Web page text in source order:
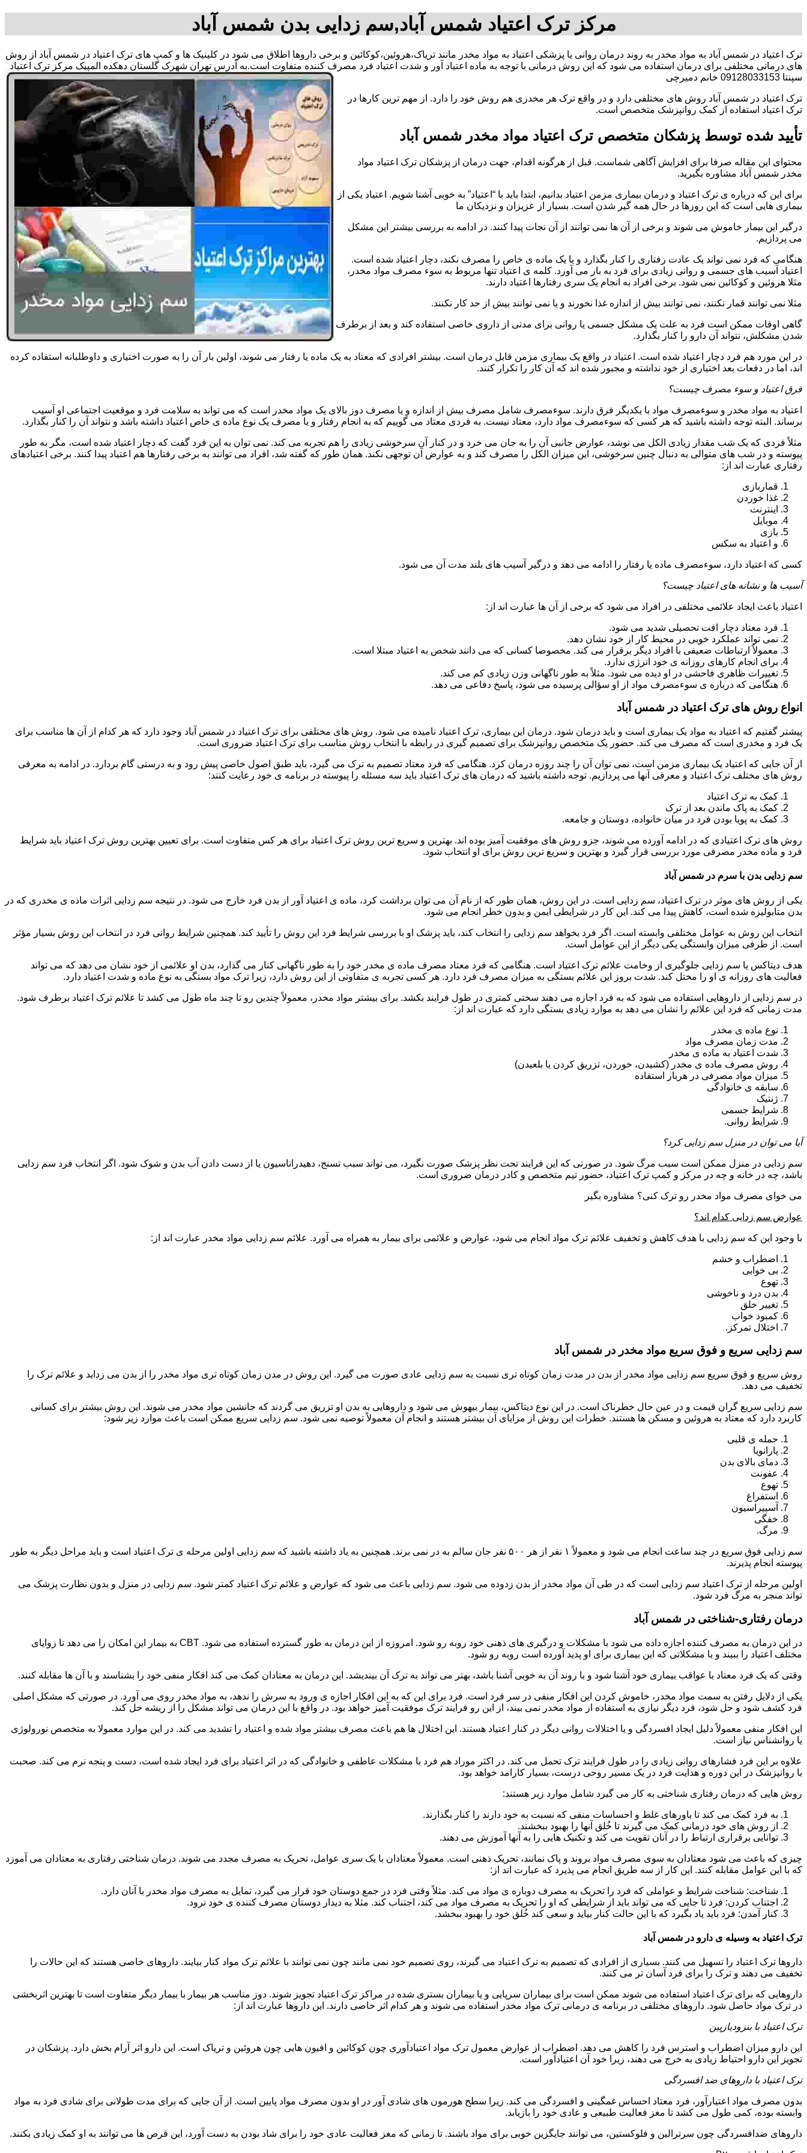
مرکز ترک اعتیاد شمس آباد,سم زدایی بدن شمس آباد
ترک اعتیاد در شمس آباد به مواد مخدر به روند درمان روانی یا پزشکی اعتیاد به مواد مخدر مانند تریاک،هروئین،کوکائین و برخی داروها اطلاق می شود در کلینیک ها و کمپ های ترک اعتیاد در شمس آباد از روش
های درمانی مختلفی برای درمان استفاده می شود که این روش درمانی با توجه به ماده اعتیاد آور و شدت اعتیاد فرد مصرف کننده متفاوت است.به آدرس تهران شهرک گلستان دهکده المپیک مرکز ترک اعتیاد
سپنتا 09128033153 خانم دمیرچی
ترک اعتیاد در شمس آباد روش های مختلفی دارد و در واقع ترک هر مخدری هم روش خود را دارد. از مهم ترین کارها در
ترک اعتیاد استفاده از کمک روانپزشک متخصص است.
تأیید شده توسط پزشکان متخصص ترک اعتیاد مواد مخدر شمس آباد
محتوای این مقاله صرفا برای افزایش آگاهی شماست. قبل از هرگونه اقدام، جهت درمان از پزشکان ترک اعتیاد مواد
مخدر شمس آباد مشاوره بگیرید.
برای این که درباره ی ترک اعتیاد و درمان بیماری مزمن اعتیاد بدانیم، ابتدا باید با “اعتیاد” به خوبی آشنا شویم. اعتیاد یکی از
بیماری هایی است که این روزها در حال همه گیر شدن است. بسیار از عزیزان و نزدیکان ما
درگیر این بیمار خاموش می شوند و برخی از آن ها نمی توانند از آن نجات پیدا کنند. در ادامه به بررسی بیشتر این مشکل
می پردازیم.
هنگامی که فرد نمی تواند یک عادت رفتاری را کنار بگذارد و یا یک ماده ی خاص را مصرف نکند، دچار اعتیاد شده است.
اعتیاد آسیب های جسمی و روانی زیادی برای فرد به بار می آورد. کلمه ی اعتیاد تنها مربوط به سوء مصرف مواد مخدر،
مثلا هروئین و کوکائین نمی شود. برخی افراد به انجام یک سری رفتارها اعتیاد دارند.
مثلا نمی توانند قمار نکنند، نمی توانند بیش از اندازه غذا نخورند و یا نمی توانند بیش از حد کار نکنند.
گاهی اوقات ممکن است فرد به علت یک مشکل جسمی یا روانی برای مدتی از داروی خاصی استفاده کند و بعد از برطرف
شدن مشکلش، نتواند آن دارو را کنار بگذارد.
در این مورد هم فرد دچار اعتیاد شده است. اعتیاد در واقع یک بیماری مزمن قابل درمان است. بیشتر افرادی که معتاد به یک ماده یا رفتار می شوند، اولین بار آن را به صورت اختیاری و داوطلبانه استفاده کرده
اند، اما در دفعات بعد اختیاری از خود نداشته و مجبور شده اند که آن کار را تکرار کنند.
فرق اعتیاد و سوء مصرف چیست؟
اعتیاد به مواد مخدر و سوءمصرف مواد با یکدیگر فرق دارند. سوءمصرف شامل مصرف بیش از اندازه و یا مصرف دوز بالای یک مواد مخدر است که می تواند به سلامت فرد و موقعیت اجتماعی او آسیب
برساند. البته توجه داشته باشید که هر کسی که سوءمصرف مواد دارد، معتاد نیست. به فردی معتاد می گوییم که به انجام رفتار و یا مصرف یک نوع ماده ی خاص اعتیاد داشته باشد و نتواند آن را کنار بگذارد.
مثلاً فردی که یک شب مقدار زیادی الکل می نوشد، عوارض جانبی آن را به جان می خرد و در کنار آن سرخوشی زیادی را هم تجربه می کند. نمی توان به این فرد گفت که دچار اعتیاد شده است، مگر به طور
پیوسته و در شب های متوالی به دنبال چنین سرخوشی، این میزان الکل را مصرف کند و به عوارض آن توجهی نکند. همان طور که گفته شد، افراد می توانند به برخی رفتارها هم اعتیاد پیدا کنند. برخی اعتیادهای
رفتاری عبارت اند از:
قماربازی
غذا خوردن
اینترنت
موبایل
بازی
و اعتیاد به سکس
کسی که اعتیاد دارد، سوءمصرف ماده یا رفتار را ادامه می دهد و درگیر آسیب های بلند مدت آن می شود.
آسیب ها و نشانه های اعتیاد چیست؟
اعتیاد باعث ایجاد علائمی مختلفی در افراد می شود که برخی از آن ها عبارت اند از:
فرد معتاد دچار افت تحصیلی شدید می شود.
نمی تواند عملکرد خوبی در محیط کار از خود نشان دهد.
معمولاً ارتباطات ضعیفی با افراد دیگر برقرار می کند. مخصوصا کسانی که می دانند شخص به اعتیاد مبتلا است.
برای انجام کارهای روزانه ی خود انرژی ندارد.
تغییرات ظاهری فاحشی در او دیده می شود. مثلاً به طور ناگهانی وزن زیادی کم می کند.
هنگامی که درباره ی سوءمصرف مواد از او سؤالی پرسیده می شود، پاسخ دفاعی می دهد.
انواع روش های ترک اعتیاد در شمس آباد
پیشتر گفتیم که اعتیاد به مواد یک بیماری است و باید درمان شود. درمان این بیماری، ترک اعتیاد نامیده می شود. روش های مختلفی برای ترک اعتیاد در شمس آباد وجود دارد که هر کدام از آن ها مناسب برای
یک فرد و مخدری است که مصرف می کند. حضور یک متخصص روانپزشک برای تصمیم گیری در رابطه با انتخاب روش مناسب برای ترک اعتیاد ضروری است.
از آن جایی که اعتیاد یک بیماری مزمن است، نمی توان آن را چند روزه درمان کرد. هنگامی که فرد معتاد تصمیم به ترک می گیرد، باید طبق اصول خاصی پیش رود و به درستی گام بردارد. در ادامه به معرفی
روش های مختلف ترک اعتیاد و معرفی آنها می پردازیم. توجه داشته باشید که درمان های ترک اعتیاد باید سه مسئله را پیوسته در برنامه ی خود رعایت کنند:
کمک به ترک اعتیاد
کمک به پاک ماندن بعد از ترک
کمک به پویا بودن فرد در میان خانواده، دوستان و جامعه.
روش های ترک اعتیادی که در ادامه آورده می شوند، جزو روش های موفقیت آمیز بوده اند. بهترین و سریع ترین روش ترک اعتیاد برای هر کس متفاوت است. برای تعیین بهترین روش ترک اعتیاد باید شرایط
فرد و ماده مخدر مصرفی مورد بررسی قرار گیرد و بهترین و سریع ترین روش برای او انتخاب شود.
سم زدایی بدن با سرم در شمس آباد
یکی از روش های موثر در ترک اعتیاد، سم زدایی است. در این روش، همان طور که از نام آن می توان برداشت کرد، ماده ی اعتیاد آور از بدن فرد خارج می شود. در نتیجه سم زدایی اثرات ماده ی مخدری که در
بدن متابولیزه شده است، کاهش پیدا می کند. این کار در شرایطی ایمن و بدون خطر انجام می شود.
انتخاب این روش به عوامل مختلفی وابسته است. اگر فرد بخواهد سم زدایی را انتخاب کند، باید پزشک او با بررسی شرایط فرد این روش را تأیید کند. همچنین شرایط روانی فرد در انتخاب این روش بسیار مؤثر
است. از طرفی میزان وابستگی یکی دیگر از این عوامل است.
هدف دیتاکس یا سم زدایی جلوگیری از وخامت علائم ترک اعتیاد است. هنگامی که فرد معتاد مصرف ماده ی مخدر خود را به طور ناگهانی کنار می گذارد، بدن او علائمی از خود نشان می دهد که می تواند
فعالیت های روزانه ی او را مختل کند. شدت بروز این علائم بستگی به میزان مصرف فرد دارد. هر کسی تجربه ی متفاوتی از این روش دارد، زیرا ترک مواد بستگی به نوع ماده و شدت اعتیاد دارد.
در سم زدایی از داروهایی استفاده می شود که به فرد اجازه می دهند سختی کمتری در طول فرایند بکشد. برای بیشتر مواد مخدر، معمولاً چندین رو تا چند ماه طول می کشد تا علائم ترک اعتیاد برطرف شود.
مدت زمانی که فرد این علائم را نشان می دهد به موارد زیادی بستگی دارد که عبارت اند از:
نوع ماده ی مخدر
مدت زمان مصرف مواد
شدت اعتیاد به ماده ی مخدر
روش مصرف ماده ی مخدر (کشیدن، خوردن، تزریق کردن یا بلعیدن)
میزان مواد مصرفی در هربار استفاده
سابقه ی خانوادگی
ژنتیک
شرایط جسمی
شرایط روانی.
آیا می توان در منزل سم زدایی کرد؟
سم زدایی در منزل ممکن است سبب مرگ شود. در صورتی که این فرایند تحت نظر پزشک صورت نگیرد، می تواند سبب تسنج، دهیدراتاسیون یا از دست دادن آب بدن و شوک شود. اگر انتخاب فرد سم زدایی
باشد، چه در خانه و چه در مرکز و کمپ ترک اعتیاد، حضور تیم متخصص و کادر درمان ضروری است.
می خوای مصرف مواد مخدر رو ترک کنی؟ مشاوره بگیر
عوارض سم زدایی کدام اند؟
با وجود این که سم زدایی با هدف کاهش و تخفیف علائم ترک مواد انجام می شود، عوارض و علائمی برای بیمار به همراه می آورد. علائم سم زدایی مواد مخدر عبارت اند از:
اضطراب و خشم
بی خوابی
تهوع
بدن درد و ناخوشی
تغییر خلق
کمبود خواب
اختلال تمرکز.
سم زدایی سریع و فوق سریع مواد مخدر در شمس آباد
روش سریع و فوق سریع سم زدایی مواد مخدر از بدن در مدت زمان کوتاه تری نسبت به سم زدایی عادی صورت می گیرد. این روش در مدن زمان کوتاه تری مواد مخدر را از بدن می زداید و علائم ترک را
تخفیف می دهد.
سم زدایی سریع گران قیمت و در عین حال خطرناک است. در این نوع دیتاکس، بیمار بیهوش می شود و داروهایی به بدن او تزریق می گردند که جانشین مواد مخدر می شوند. این روش بیشتر برای کسانی
کاربرد دارد که معتاد به هروئین و مسکن ها هستند. خطرات این روش از مزایای آن بیشتر هستند و انجام آن معمولاً توصیه نمی شود. سم زدایی سریع ممکن است باعث موارد زیر شود:
حمله ی قلبی
پارانویا
دمای بالای بدن
عفونت
تهوع
استفراغ
آسپیراسیون
خفگی
مرگ.
سم زدایی فوق سریع در چند ساعت انجام می شود و معمولاً ۱ نفر از هر ۵۰۰ نفر جان سالم به در نمی برند. همچنین به یاد داشته باشید که سم زدایی اولین مرحله ی ترک اعتیاد است و باید مراحل دیگر به طور
پیوسته انجام پذیرند.
اولین مرحله از ترک اعتیاد سم زدایی است که در طی آن مواد مخدر از بدن زدوده می شود. سم زدایی باعث می شود که عوارض و علائم ترک اعتیاد کمتر شود. سم زدایی در منزل و بدون نظارت پزشک می
تواند منجر به مرگ فرد شود.
درمان رفتاری-شناختی در شمس آباد
در این درمان به مصرف کننده اجازه داده می شود با مشکلات و درگیری های ذهنی خود روبه رو شود. امروزه از این درمان به طور گسترده استفاده می شود. CBT به بیمار این امکان را می دهد تا زوایای
مختلف اعتیاد را ببیند و با مشکلاتی که این بیماری برای او پدید آورده است روبه رو شود.
وقتی که یک فرد معتاد با عواقب بیماری خود آشنا شود و با روند آن به خوبی آشنا باشد، بهتر می تواند به ترک آن بیندیشد. این درمان به معتادان کمک می کند افکار منفی خود را بشناسند و با آن ها مقابله کنند.
یکی از دلایل رفتن به سمت مواد مخدر، خاموش کردن این افکار منفی در سر فرد است. فرد برای این که به این افکار اجازه ی ورود به سرش را ندهد، به مواد مخدر روی می آورد. در صورتی که مشکل اصلی
فرد کشف شود و حل شود، فرد دیگر نیازی به استفاده از مواد مخدر نمی بیند، از این رو فرایند ترک موفقیت آمیز خواهد بود. در واقع با این درمان می تواند مشکل را از ریشه حل کند.
این افکار منفی معمولاً دلیل ایجاد افسردگی و یا اختلالات روانی دیگر در کنار اعتیاد هستند. این اختلال ها هم باعث مصرف بیشتر مواد شده و اعتیاد را تشدید می کند. در این موارد معمولا به متخصص نورولوژی
یا روانشناس نیاز است.
علاوه بر این فرد فشارهای روانی زیادی را در طول فرایند ترک تحمل می کند. در اکثر موراد هم فرد با مشکلات عاطفی و خانوادگی که در اثر اعتیاد برای فرد ایجاد شده است، دست و پنجه نرم می کند. صحبت
با روانپزشک در این دوره و هدایت فرد در یک مسیر روحی درست، بسیار کارامد خواهد بود.
روش هایی که درمان رفتاری شناختی به کار می گیرد شامل موارد زیر هستند:
به فرد کمک می کند تا باورهای غلط و احساسات منفی که نسبت به خود دارند را کنار بگذارند.
از روش های خود درمانی کمک می گیرند تا خُلق آنها را بهبود ببخشند.
توانایی برقراری ارتباط را در آنان تقویت می کند و تکنیک هایی را به آنها آموزش می دهند.
چیزی که باعث می شود معتادان به سوی مصرف مواد بروند و پاک نمانند، تحریک ذهنی است. معمولاً معتادان با یک سری عوامل، تحریک به مصرف مجدد می شوند. درمان شناختی رفتاری به معتادان می آموزد
که با این عوامل مقابله کنند. این کار از سه طریق انجام می پذیرد که عبارت اند از:
شناخت: شناخت شرایط و عواملی که فرد را تحریک به مصرف دوباره ی مواد می کند. مثلاً وقتی فرد در جمع دوستان خود قرار می گیرد، تمایل به مصرف مواد مخدر با آنان دارد.
اجتناب کردن: فرد تا جایی که می تواند باید از شرایطی که او را تحریک به مصرف مواد می کند، اجتناب کند. مثلا به دیدار دوستان مصرف کننده ی خود نرود.
کنار آمدن: فرد باید یاد بگیرد که با این حالت کنار بیاید و سعی کند خُلق خود را بهبود ببخشد.
ترک اعتیاد به وسیله ی دارو در شمس آباد
داروها ترک اعتیاد را تسهیل می کنند. بسیاری از افرادی که تصمیم به ترک اعتیاد می گیرند، روی تصمیم خود نمی مانند چون نمی توانند با علائم ترک مواد کنار بیایند. داروهای خاصی هستند که این حالات را
تخفیف می دهند و ترک را برای فرد آسان تر می کنند.
داروهایی که برای ترک اعتیاد استفاده می شوند ممکن است برای بیماران سرپایی و یا بیماران بستری شده در مراکز ترک اعتیاد تجویز شوند. دوز مناسب هر بیمار با بیمار دیگر متفاوت است تا بهترین اثربخشی
در ترک مواد حاصل شود. داروهای مختلفی در برنامه ی درمانی ترک مواد مخدر استفاده می شوند و هر کدام اثر خاصی دارند. این داروها عبارت اند از:
ترک اعتیاد با بنزودیازپین
این دارو میزان اضطراب و استرس فرد را کاهش می دهد. اضطراب از عوارض معمول ترک مواد اعتیادآوری چون کوکائین و افیون هایی چون هروئین و تریاک است. این دارو اثر آرام بخش دارد. پزشکان در
تجویز این دارو احتیاط زیادی به خرج می دهند، زیرا خود آن اعتیادآور است.
ترک اعتیاد با داروهای ضد افسردگی
بدون مصرف مواد اعتیارآور، فرد معتاد احساس غمگینی و افسردگی می کند. زیرا سطح هورمون های شادی آور در او بدون مصرف مواد پایین است. از آن جایی که برای مدت طولانی برای شادی فرد به مواد
وابسته بوده، کمی طول می کشد تا مغز فعالیت طبیعی و عادی خود را بازیابد.
داروهای ضدافسردگی چون سرترالین و فلوکستین، می توانند جایگزین خوبی برای مواد باشند. تا زمانی که مغز فعالیت عادی خود را برای شاد بودن به دست آورد، این قرص ها می توانند به او کمک زیادی بکنند.